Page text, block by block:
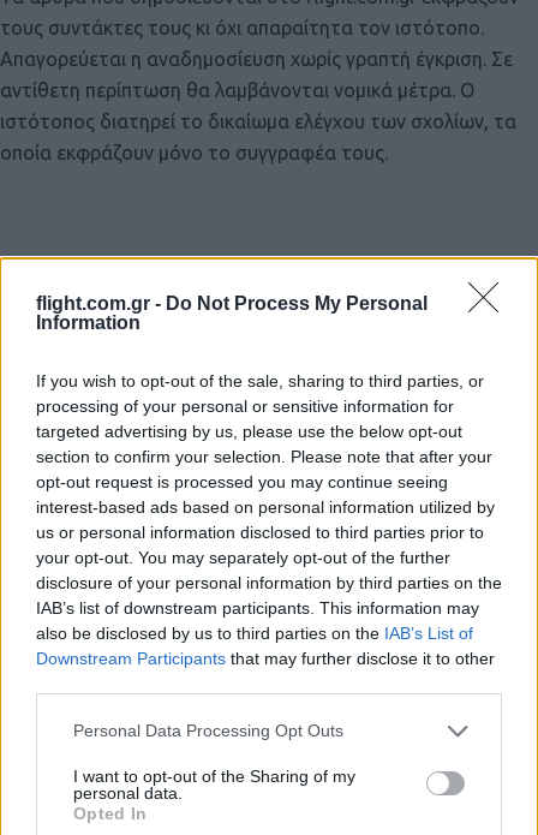
flight.com.gr - Do Not Process My Personal
Information
If you wish to opt-out of the sale, sharing to third parties, or
processing of your personal or sensitive information for
targeted advertising by us, please use the below opt-out
section to confirm your selection. Please note that after your
opt-out request is processed you may continue seeing
interest-based ads based on personal information utilized by
us or personal information disclosed to third parties prior to
your opt-out. You may separately opt-out of the further
disclosure of your personal information by third parties on the
IAB’s list of downstream participants. This information may
also be disclosed by us to third parties on the IAB’s List of
Downstream Participants that may further disclose it to other
Please note that this website/app uses one or more Google
not limited to your visit or usage behaviour. You may click to
grant or deny consent to Google and its third-party tags to
use your data for below specified purposes in below Google
Personal Data Processing Opt Outs
I want to opt-out of the Sharing of my
personal data.
Opted In
τους συντάκτες τους κι όχι απαραίτητα τον ιστότοπο.
Απαγορεύεται η αναδημοσίευση χωρίς γραπτή έγκριση. Σε
αντίθετη περίπτωση θα λαμβάνονται νομικά μέτρα. Ο
ιστότοπος διατηρεί το δικαίωμα ελέγχου των σχολίων, τα
οποία εκφράζουν μόνο το συγγραφέα τους.
Login
Please login to comment
COMMENTS